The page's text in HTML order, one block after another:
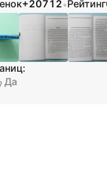
+20712•Рейтинг
Да